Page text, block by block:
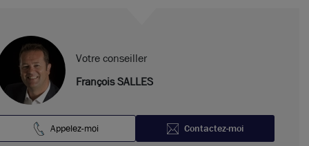
Votre conseiller
François SALLES
Appelez-moi Contactez-moi